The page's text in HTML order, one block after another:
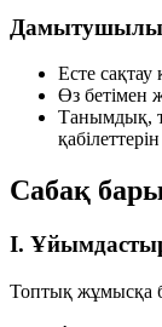
Есте сақтау
Өз бетімен
Танымдық,
Сабақ
I.
Топтық жұмысқа